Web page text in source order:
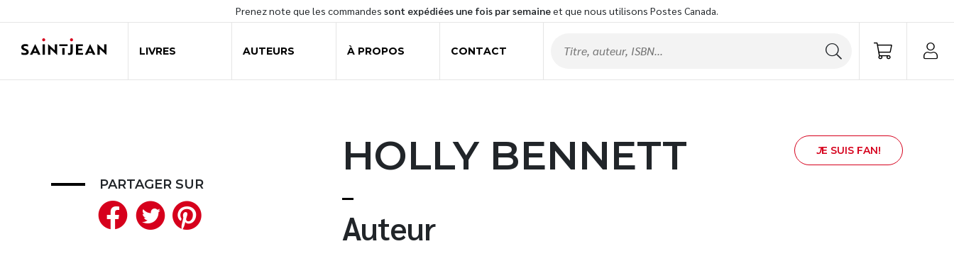
Prenez note que les commandes sont expédiées une fois par semaineet que nous utilisons Postes Canada.
LIVRES AUTEURS À PROPOS CONTACT
HOLLY BENNETT
Auteur
JE SUIS FAN!
PARTAGER SUR
Facebook
Twitter